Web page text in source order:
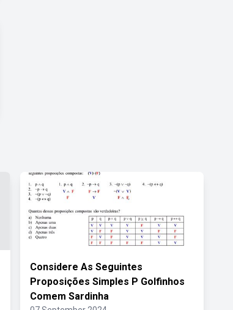
Considere As Seguintes
Proposições Simples P Golfinhos
Comem Sardinha